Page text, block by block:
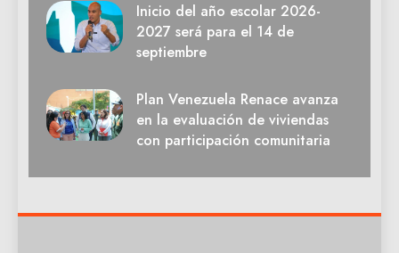
Inicio del año escolar 2026-
2027 será para el 14 de
septiembre
Plan Venezuela Renace avanza
en la evaluación de viviendas
con participación comunitaria